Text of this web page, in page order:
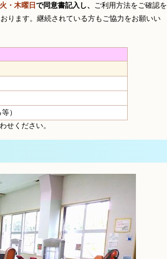
火・木曜日で同意書記入し、
ご利用方法をご確認を
ります。継続されている方もご協力をお願いい
）
せください。